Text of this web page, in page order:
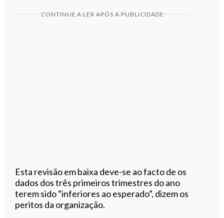
CONTINUE A LER APÓS A PUBLICIDADE
Esta revisão em baixa deve-se ao facto de os
dados dos três primeiros trimestres do ano
terem sido “inferiores ao esperado”, dizem os
peritos da organização.